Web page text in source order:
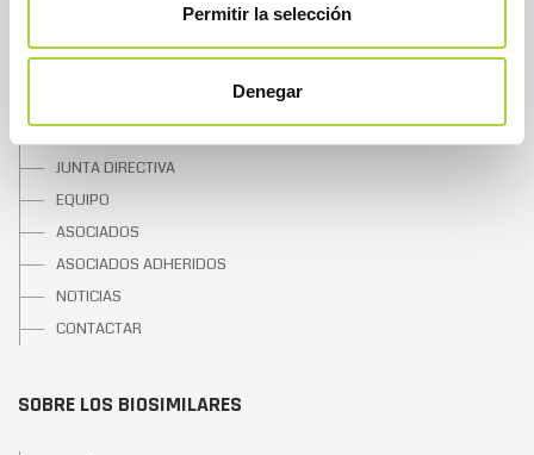
Permitir la selección
Denegar
JUNTA DIRECTIVA
EQUIPO
ASOCIADOS
ASOCIADOS ADHERIDOS
NOTICIAS
CONTACTAR
SOBRE LOS BIOSIMILARES